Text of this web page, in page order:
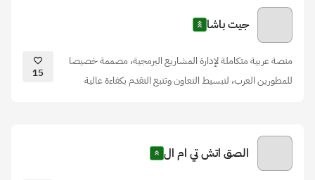
جيت باشا
منصة عربية متكاملة لإدارة المشاريع البرمجية، مصممة خصيصا
للمطورين العرب، لتبسيط التعاون وتتبع التقدم بكفاءة عالية
15
الصق اتش تي ام ال